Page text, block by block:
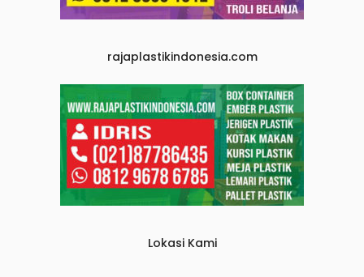
rajaplastikindonesia.com
Lokasi Kami